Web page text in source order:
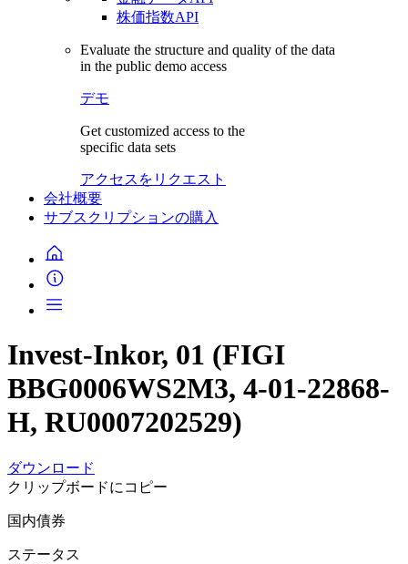
株価指数API
Evaluate the structure and quality of the data
in the public demo access
デモ
Get customized access to the
specific data sets
アクセスをリクエスト
会社概要
サブスクリプションの購入
Invest-Inkor, 01 (FIGI
BBG0006WS2M3, 4-01-22868-
H, RU0007202529)
ダウンロード
クリップボードにコピー
国内債券
ステータス